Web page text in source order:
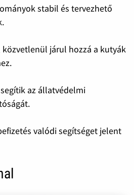
stabil és tervezhető
járul hozzá a kutyák
az állatvédelmi
valódi segítséget jelent